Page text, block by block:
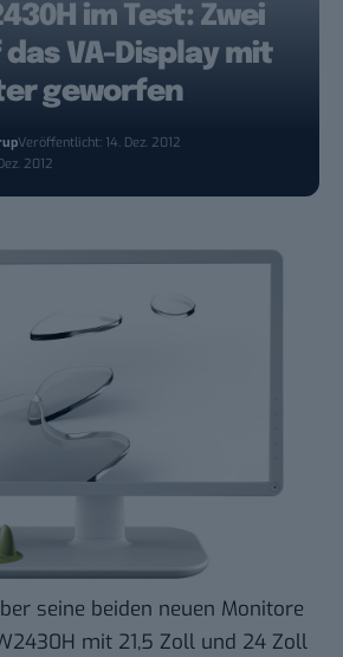
im Test: Zwei
VA-Display mit
geworfen
Veröffentlicht: 14. Dez. 2012
2012
seine beiden neuen Monitore
mit 21,5 Zoll und 24 Zoll